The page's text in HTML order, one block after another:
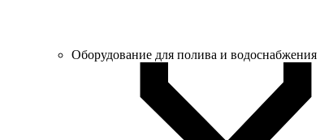
Оборудование для полива и водоснабжения